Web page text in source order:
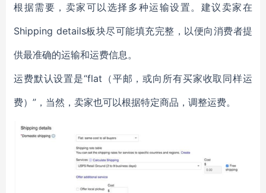
根据需要，卖家可以选择多种运输设置。建议卖家在
Shipping details板块尽可能填充完整，以便向消费者提
供最准确的运输和运费信息。
运费默认设置是“flat（平邮，或向所有买家收取同样运
费）”，当然，卖家也可以根据特定商品，调整运费。